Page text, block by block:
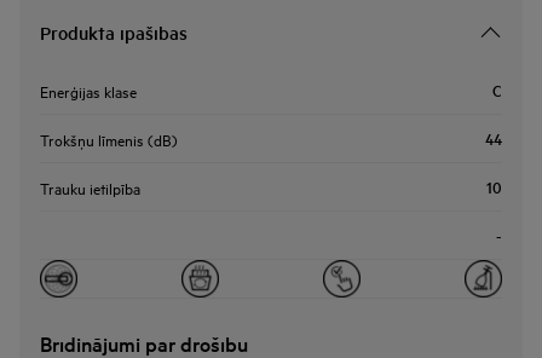
Produkta īpašības
Enerģijas klase C
Trokšņu līmenis (dB) 44
Trauku ietilpība 10
-
Brīdinājumi par drošību